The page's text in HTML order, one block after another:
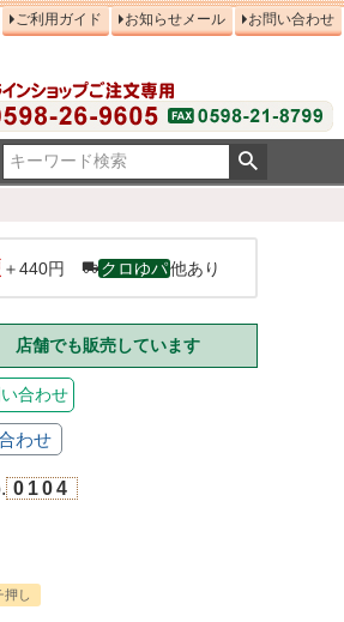
ご利用ガイド お知らせメール お問い合わせ
＋440円 クロゆパ他あり
店舗でも販売しています
合わせ
わせ
0104
押し